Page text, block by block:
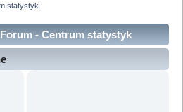
statystyk
- Centrum statystyk